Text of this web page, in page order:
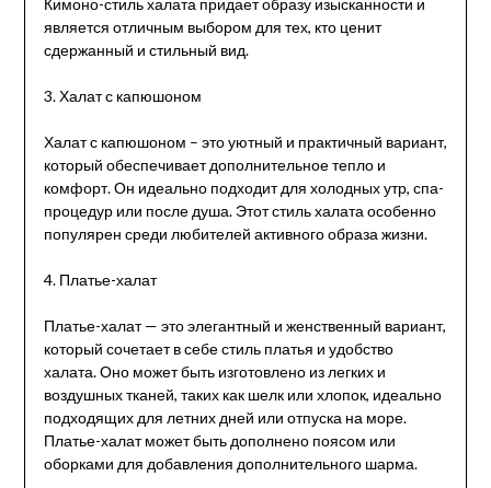
является отличным выбором для тех, кто ценит
сдержанный и стильный вид.
3. Халат с капюшоном
Халат с капюшоном – это уютный и практичный вариант,
который обеспечивает дополнительное тепло и
комфорт. Он идеально подходит для холодных утр, спа-
процедур или после душа. Этот стиль халата особенно
популярен среди любителей активного образа жизни.
4. Платье-халат
Платье-халат — это элегантный и женственный вариант,
который сочетает в себе стиль платья и удобство
халата. Оно может быть изготовлено из легких и
воздушных тканей, таких как шелк или хлопок, идеально
подходящих для летних дней или отпуска на море.
Платье-халат может быть дополнено поясом или
оборками для добавления дополнительного шарма.